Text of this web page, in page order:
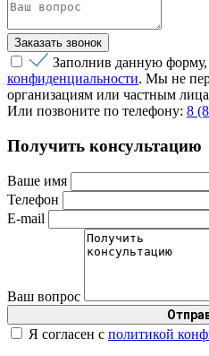
Заполнив данную форму,
конфиденциальности. Мы не
организациям или частным
Или позвоните по телефону: 8
Получить консультацию
Ваше имя
Телефон
E-mail
Ваш вопрос
Я согласен с политикой